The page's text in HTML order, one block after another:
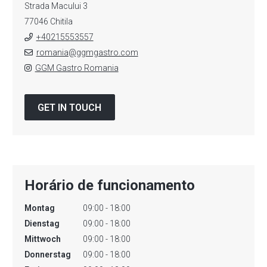
Strada Macului 3
77046 Chitila
+40215553557
romania@ggmgastro.com
GGM Gastro Romania
GET IN TOUCH
Horário de funcionamento
Montag
09:00 - 18:00
Dienstag
09:00 - 18:00
Mittwoch
09:00 - 18:00
Donnerstag
09:00 - 18:00